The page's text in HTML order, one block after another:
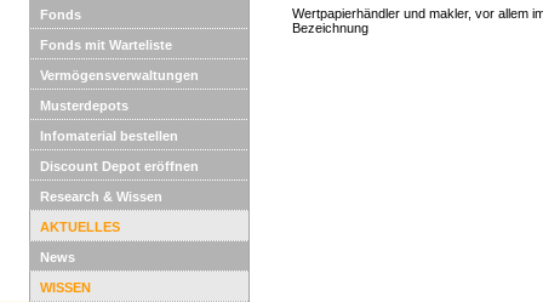
Fonds
Fonds mit Warteliste
Vermögensverwaltungen
Musterdepots
Infomaterial bestellen
Discount Depot eröffnen
Research & Wissen
AKTUELLES
News
WISSEN
Wertpapierhändler und makler, vor allem
Bezeichnung